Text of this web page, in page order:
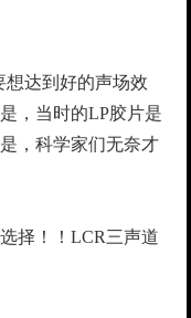
想达到好的声场效
，当时的LP胶片是
，科学家们无奈才
择！！LCR三声道